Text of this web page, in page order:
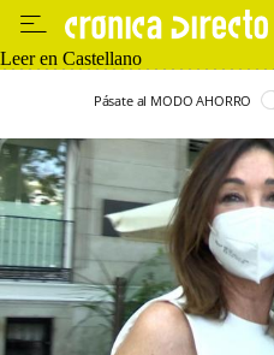
Leer en Castellano
Pásate al MODO AHORRO